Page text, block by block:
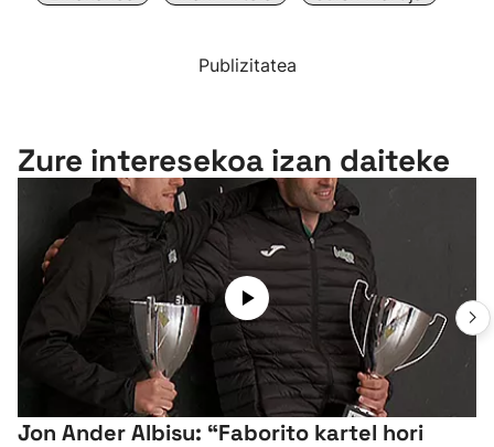
Publizitatea
Zure interesekoa izan daiteke
Jon Ander Albisu: “Faborito kartel hori